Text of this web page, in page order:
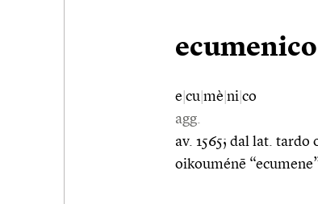
ecumenico
e cu mè ni co
agg.
av. 1565; dal lat.
oikouménē